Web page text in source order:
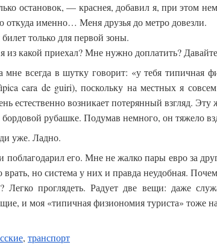
остановок, — краснея, добавил я, при этом
именно… Меня друзья до метро довезли.
только для первой зоны.
какой приехал? Мне нужно доплатить?
всегда в шутку говорит: «у тебя типичная
cara de guiri), поскольку на местных я
естественно возникает потерянный взгляд. Эту
бордовой рубашке. Подумав немного, он тяжело
уже. Ладно.
поблагодарил его. Мне не жалко пары евро за
но система у них и правда неудобная.
Легко проглядеть. Радует две вещи: даже
и моя «типичная физиономия туриста» тоже на
, транспорт